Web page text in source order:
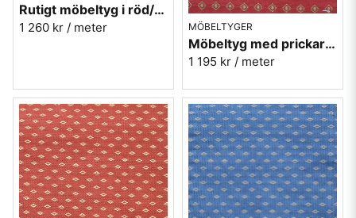
Rutigt möbeltyg i röd/vit - Sjöberg nr.32 Berghem
1 260 kr / meter MÖBELTYGER
Möbeltyg med prickar - Kosmos nr.30 röd
1 195 kr / meter